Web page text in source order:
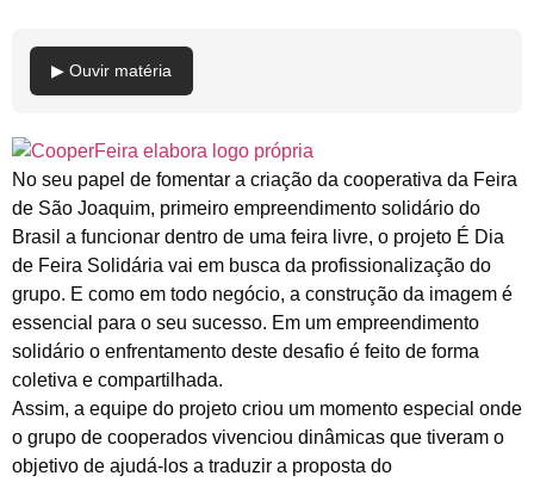
▶ Ouvir matéria
No seu papel de fomentar a criação da cooperativa da Feira
de São Joaquim, primeiro empreendimento solidário do
Brasil a funcionar dentro de uma feira livre, o projeto É Dia
de Feira Solidária vai em busca da profissionalização do
grupo. E como em todo negócio, a construção da imagem é
essencial para o seu sucesso. Em um empreendimento
solidário o enfrentamento deste desafio é feito de forma
coletiva e compartilhada.
Assim, a equipe do projeto criou um momento especial onde
o grupo de cooperados vivenciou dinâmicas que tiveram o
objetivo de ajudá-los a traduzir a proposta do